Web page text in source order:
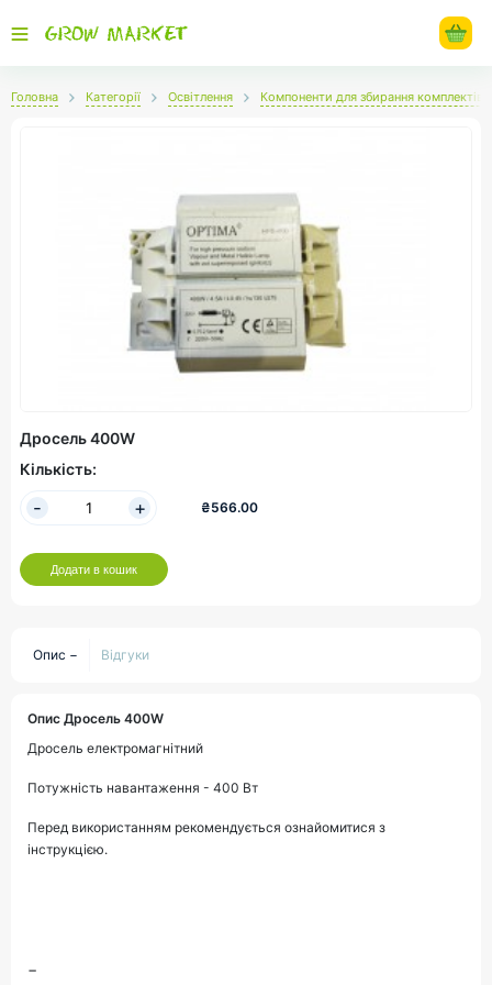
Головна Категорії Освітлення Компоненти для збирання комплектів
Дросель 400W
Кількість:
₴566.00
Додати в кошик
Опис Відгуки
Опис Дросель 400W
Дросель електромагнітний
Потужність навантаження - 400 Вт
Перед використанням рекомендується ознайомитися з
інструкцією.